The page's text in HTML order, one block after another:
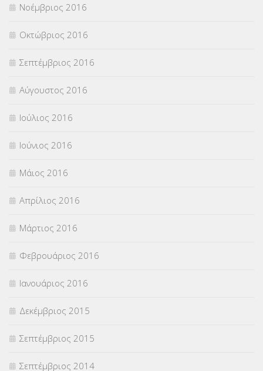
Νοέμβριος 2016
Οκτώβριος 2016
Σεπτέμβριος 2016
Αύγουστος 2016
Ιούλιος 2016
Ιούνιος 2016
Μάιος 2016
Απρίλιος 2016
Μάρτιος 2016
Φεβρουάριος 2016
Ιανουάριος 2016
Δεκέμβριος 2015
Σεπτέμβριος 2015
Σεπτέμβριος 2014